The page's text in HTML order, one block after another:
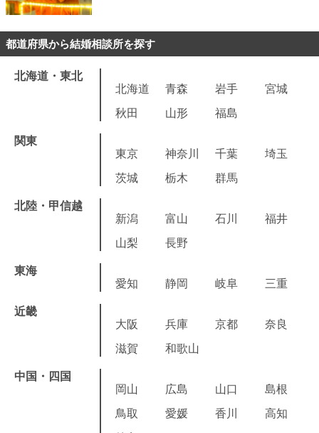
都道府県から結婚相談所を探す
北海道・東北
北海道
青森 岩手
宮城
秋田
山形 福島
関東
東京
神奈川 千葉
埼玉
茨城
栃木 群馬
北陸・甲信越
新潟
富山 石川
福井
山梨
長野
東海
愛知
静岡 岐阜 三重
近畿
大阪
兵庫 京都
奈良
滋賀
和歌山
中国・四国
岡山
広島 山口
島根
鳥取
愛媛 香川
高知